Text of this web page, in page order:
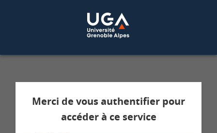
Service d'authentification aux services
Merci de vous authentifier pour
accéder à ce service